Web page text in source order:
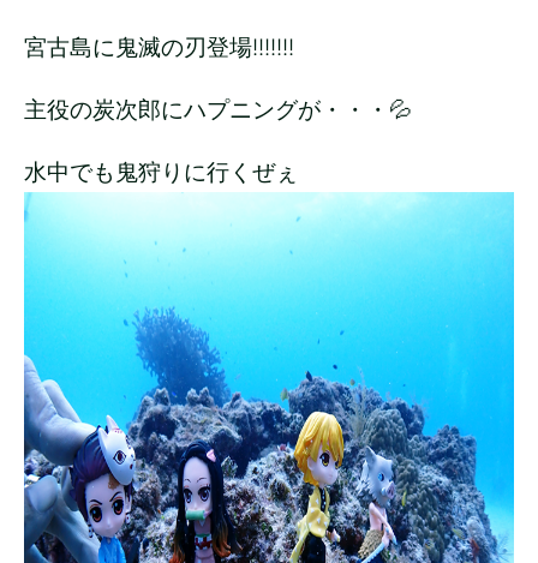
宮古島に鬼滅の刃登場!!!!!!!
主役の炭次郎にハプニングが・・・💦
水中でも鬼狩りに行くぜぇ